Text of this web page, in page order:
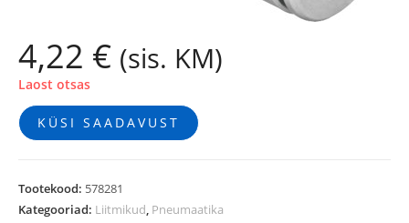
4,22 € (sis. KM)
Laost otsas
KÜSI SAADAVUST
Tootekood: 578281
Kategooriad: Liitmikud, Pneumaatika